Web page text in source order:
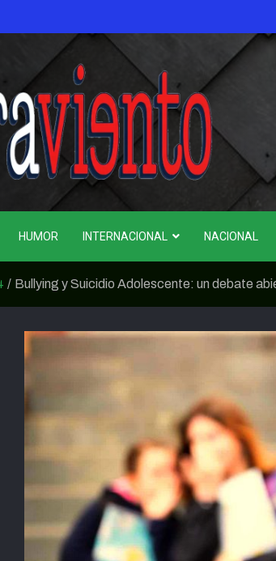
HUMOR INTERNACIONAL NACIONAL
Bullying y Suicidio Adolescente: un debate